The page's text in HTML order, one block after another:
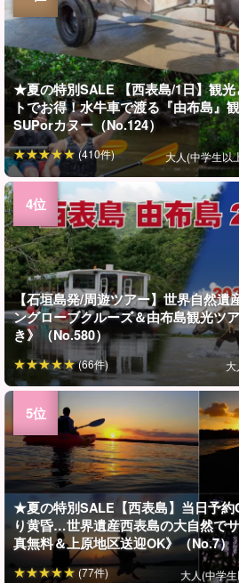
★夏の特別SALE 【西表島/1日】観
トでお得！水牛車で渡る『由布島』
SUPorカヌー（No.124）
大人(中学生以
(410件)
【石垣島発/周遊ツアー】世界自然
ングローブクルーズ＆由布島観光ツ
き》（No.580）
大
(66件)
★夏の特別SALE【西表島】当日予
り黄昏…世界遺産西表島の大自然で
真無料＆上原地区送迎OK》（No.7）
大人(中学
(77件)